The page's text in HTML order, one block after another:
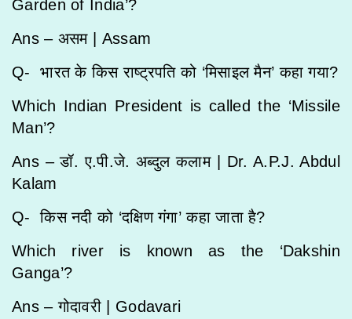
Garden of India’?
Ans – असम | Assam
Q- भारत के किस राष्ट्रपति को ‘मिसाइल मैन’ कहा गया?
Which Indian President is called the ‘Missile
Man’?
Ans – डॉ. ए.पी.जे. अब्दुल कलाम | Dr. A.P.J. Abdul
Kalam
Q- किस नदी को ‘दक्षिण गंगा’ कहा जाता है?
Which river is known as the ‘Dakshin
Ganga’?
Ans – गोदावरी | Godavari